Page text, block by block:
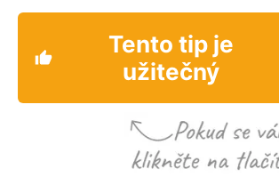
Tento tip je
užitečný